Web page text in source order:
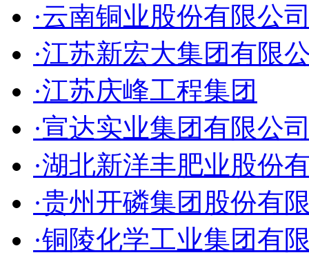
·云南铜业股份有限公
·江苏新宏大集团有限
·江苏庆峰工程集团
·宣达实业集团有限公
·湖北新洋丰肥业股份
·贵州开磷集团股份有
·铜陵化学工业集团有